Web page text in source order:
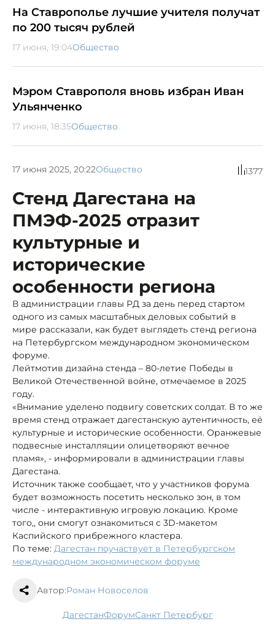
На Ставрополье лучшие учителя получат
по 200 тысяч рублей
17 июня, 19:04Общество
Мэром Ставрополя вновь избран Иван
Ульянченко
17 июня, 18:35Общество
17 июня 2025, 20:22Общество 1377
Стенд Дагестана на
ПМЭФ-2025 отразит
культурные и
исторические
особенности региона
В администрации главы РД за день перед стартом
одного из самых масштабных деловых событий в
мире рассказали, как будет выглядеть стенд региона
на Петербургском международном экономическом
форуме.
Лейтмотив дизайна стенда – 80-летие Победы в
Великой Отечественной войне, отмечаемое в 2025
году.
«Внимание уделено подвигу советских солдат. В то же
время стенд отражает дагестанскую аутентичность, её
культурные и исторические особенности. Оранжевые
подвесные инсталляции олицетворяют вечное
пламя», - информировали в администрации главы
Дагестана.
Источник также сообщает, что у участников форума
будет возможность посетить несколько зон, в том
числе - интерактивную игровую локацию. Кроме
того,, они смогут ознакомиться с 3D-макетом
Каспийского прибрежного кластера.
По теме: Дагестан поучаствует в Петербургском
международном экономическом форуме
Автор:Роман Новоселов
Дагестан форум Санкт Петербург